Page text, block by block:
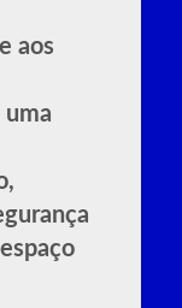
aos